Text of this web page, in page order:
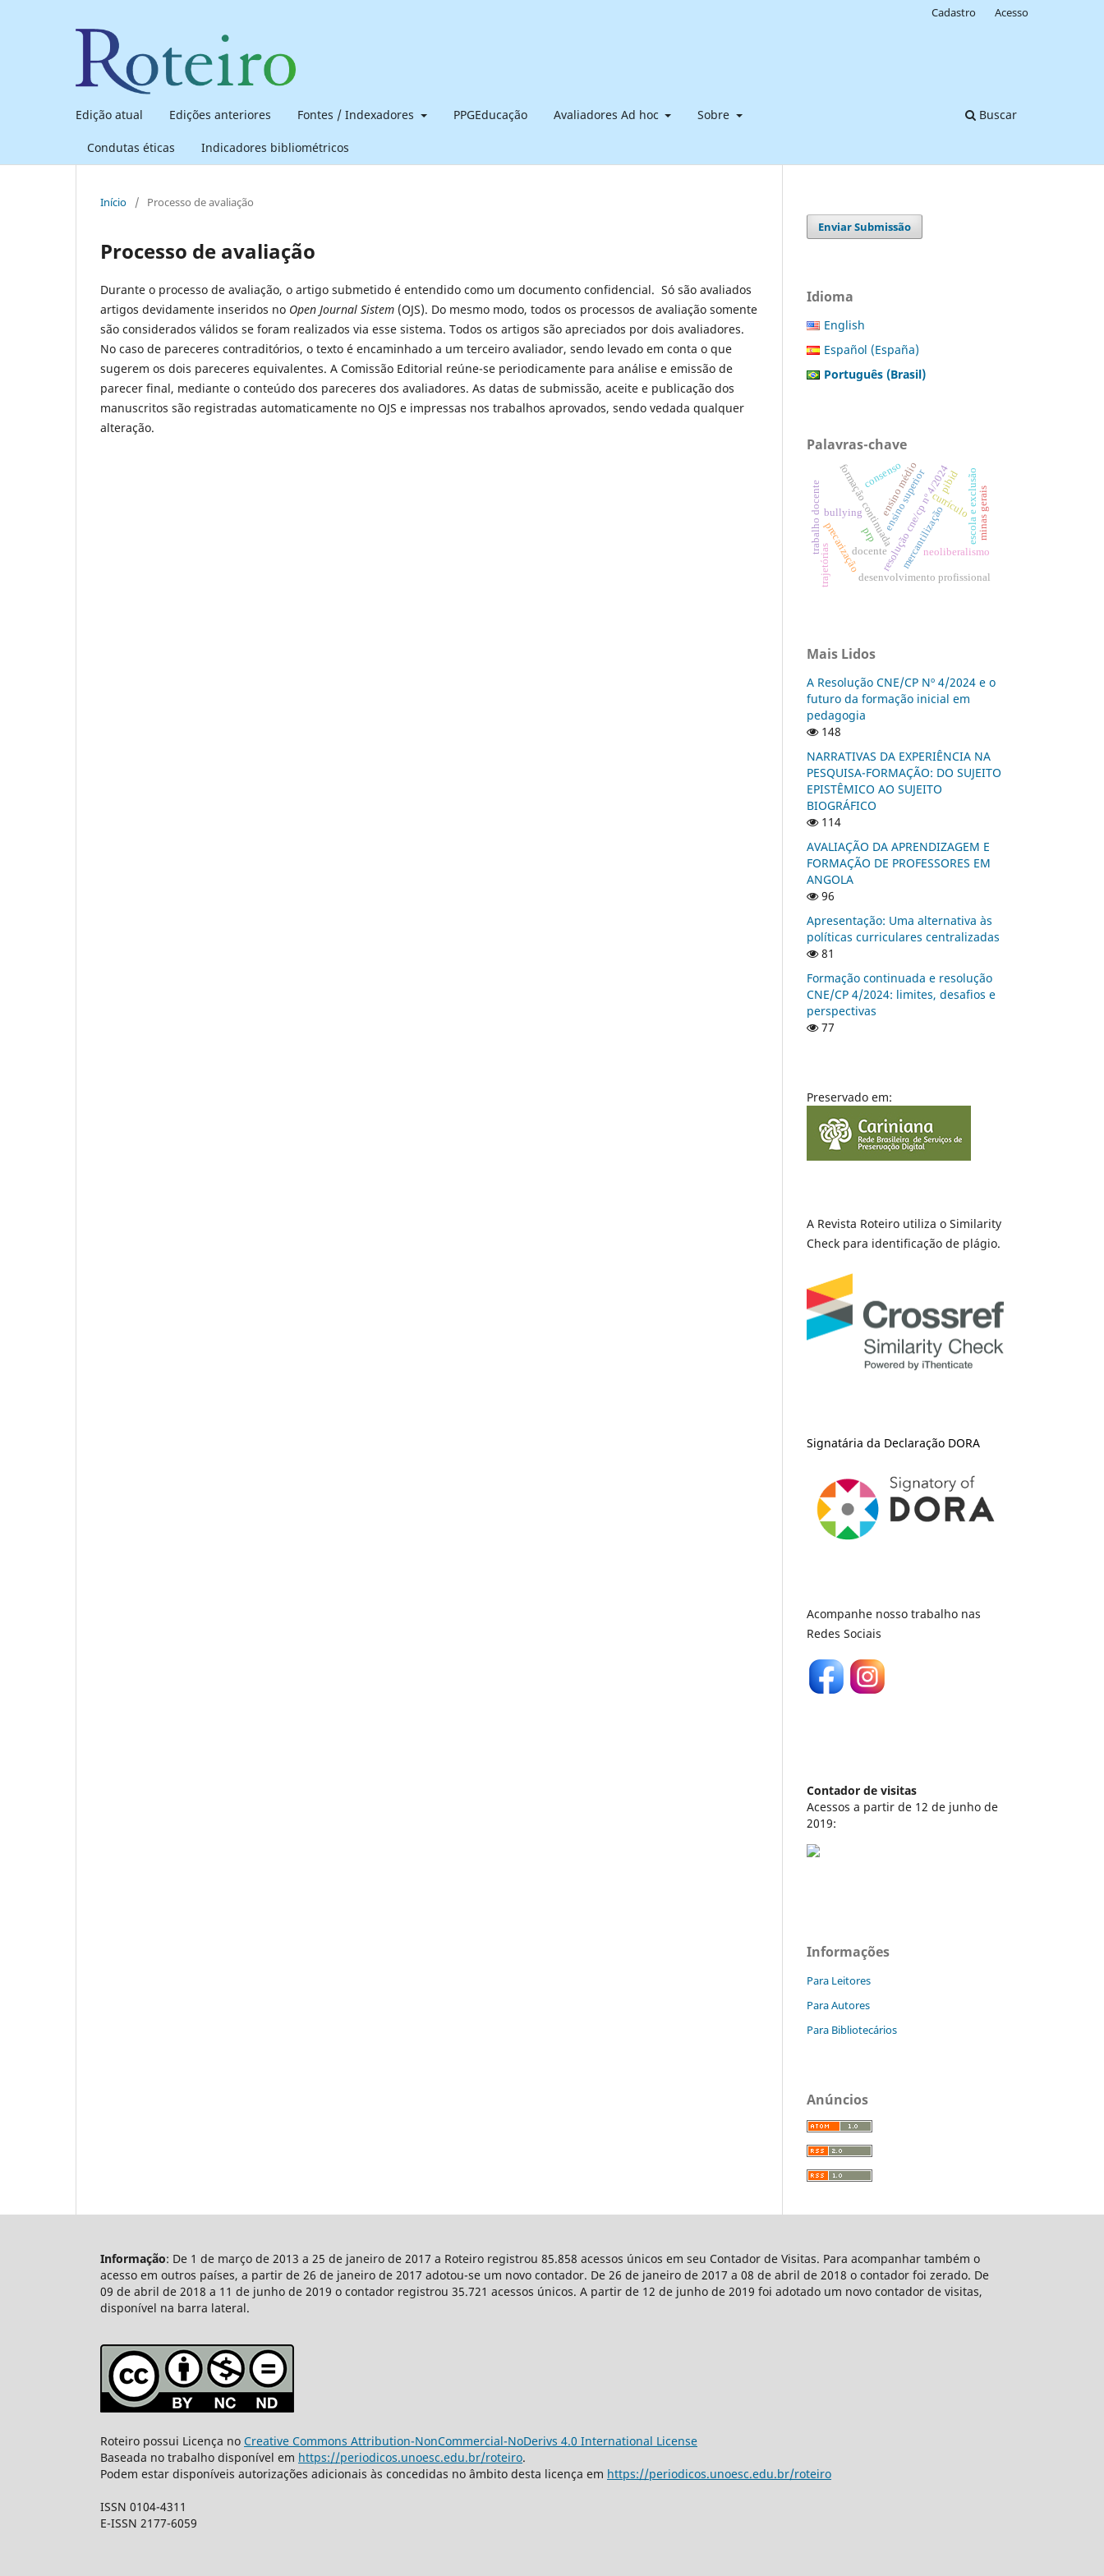
Edição atual Edições anteriores Fontes / Indexadores PPGEducação Avaliadores Ad hoc Sobre
Condutas éticas Indicadores bibliométricos
Buscar
Cadastro Acesso
Início / Processo de avaliação
Processo de avaliação
Durante o processo de avaliação, o artigo submetido é entendido como um documento confidencial. Só são avaliados
artigos devidamente inseridos no Open Journal Sistem (OJS). Do mesmo modo, todos os processos de avaliação somente
são considerados válidos se foram realizados via esse sistema. Todos os artigos são apreciados por dois avaliadores.
No caso de pareceres contraditórios, o texto é encaminhado a um terceiro avaliador, sendo levado em conta o que
sugerem os dois pareceres equivalentes. A Comissão Editorial reúne-se periodicamente para análise e emissão de
parecer final, mediante o conteúdo dos pareceres dos avaliadores. As datas de submissão, aceite e publicação dos
manuscritos são registradas automaticamente no OJS e impressas nos trabalhos aprovados, sendo vedada qualquer
alteração.
Enviar Submissão
Idioma
English
Español (España)
Português (Brasil)
Palavras-chave
formação continuadaresolução cne/cp nº 4/2024
desenvolvimento profissional
docente
currículo
ensino superior
mercantilizaçãoneoliberalismo
precarização
trabalho docente escola e exclusão
bullying ensino médio minas gerais
prp
trajetórias
pibid
consenso
Mais Lidos
A Resolução CNE/CP Nº 4/2024 e o
futuro da formação inicial em
pedagogia
148
NARRATIVAS DA EXPERIÊNCIA NA
PESQUISA-FORMAÇÃO: DO SUJEITO
EPISTÊMICO AO SUJEITO
BIOGRÁFICO
114
AVALIAÇÃO DA APRENDIZAGEM E
FORMAÇÃO DE PROFESSORES EM
ANGOLA
96
Apresentação: Uma alternativa às
políticas curriculares centralizadas
81
Formação continuada e resolução
CNE/CP 4/2024: limites, desafios e
perspectivas
77
Preservado em:
A Revista Roteiro utiliza o Similarity
Check para identificação de plágio.
Signatária da Declaração DORA
Acompanhe nosso trabalho nas
Redes Sociais
Contador de visitas
Acessos a partir de 12 de junho de
2019:
Informações
Para Leitores
Para Autores
Para Bibliotecários
Anúncios
Informação: De 1 de março de 2013 a 25 de janeiro de 2017 a Roteiro registrou 85.858 acessos únicos em seu Contador de Visitas. Para acompanhar também o
acesso em outros países, a partir de 26 de janeiro de 2017 adotou-se um novo contador. De 26 de janeiro de 2017 a 08 de abril de 2018 o contador foi zerado. De
09 de abril de 2018 a 11 de junho de 2019 o contador registrou 35.721 acessos únicos. A partir de 12 de junho de 2019 foi adotado um novo contador de visitas,
disponível na barra lateral.
Roteiro possui Licença no Creative Commons Attribution-NonCommercial-NoDerivs 4.0 International License
Baseada no trabalho disponível em https://periodicos.unoesc.edu.br/roteiro.
Podem estar disponíveis autorizações adicionais às concedidas no âmbito desta licença em https://periodicos.unoesc.edu.br/roteiro
ISSN 0104-4311
E-ISSN 2177-6059